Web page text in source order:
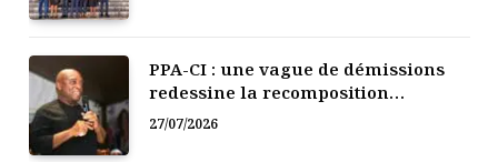
PPA-CI : une vague de démissions
redessine la recomposition
politique
27/07/2026